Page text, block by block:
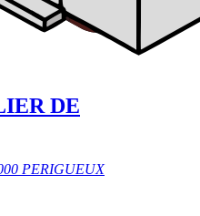
DE
PERIGUEUX